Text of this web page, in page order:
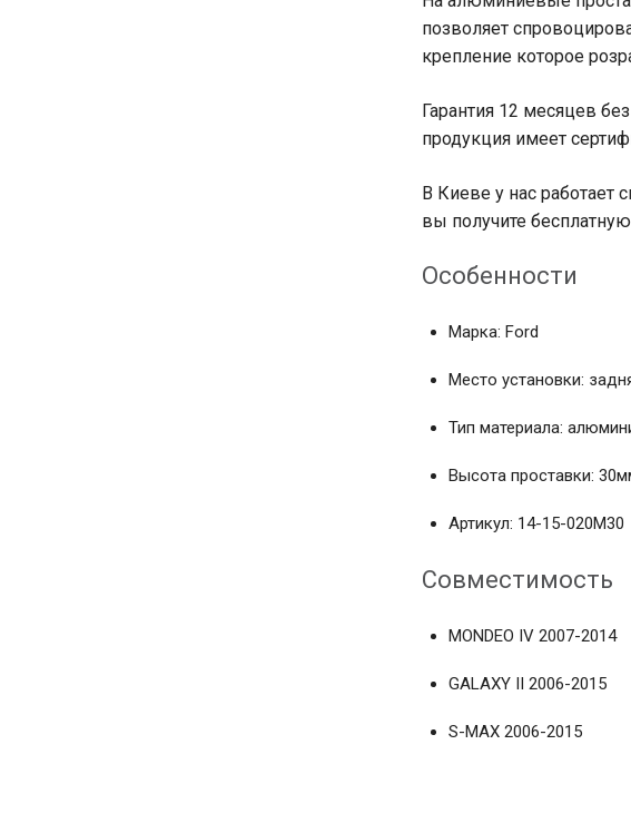
позволяет
крепление которое
Гарантия 12 месяцев
продукция имеет
В Киеве у нас работает
вы получите
Особенности
Марка: Ford
Место установки:
Тип материала:
Высота проставки:
Артикул: 14-15-020M30
Совместимость
MONDEO IV 2007-2014
GALAXY II 2006-2015
S-MAX 2006-2015